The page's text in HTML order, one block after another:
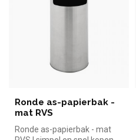
Ronde as-papierbak -
mat RVS
Ronde as-papierbak - mat